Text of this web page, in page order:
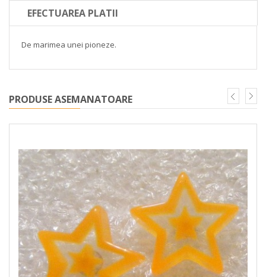
EFECTUAREA PLATII
De marimea unei pioneze.
PRODUSE ASEMANATOARE